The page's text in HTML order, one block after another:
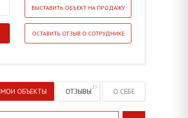
ВЫСТАВИТЬ ОБЪЕКТ НА ПРОДАЖУ
ОСТАВИТЬ ОТЗЫВ О СОТРУДНИКЕ
МОИ ОБЪЕКТЫ ОТЗЫВЫ О СЕБЕ